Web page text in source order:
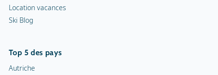
Location vacances
Ski Blog
Top 5 des pays
Autriche